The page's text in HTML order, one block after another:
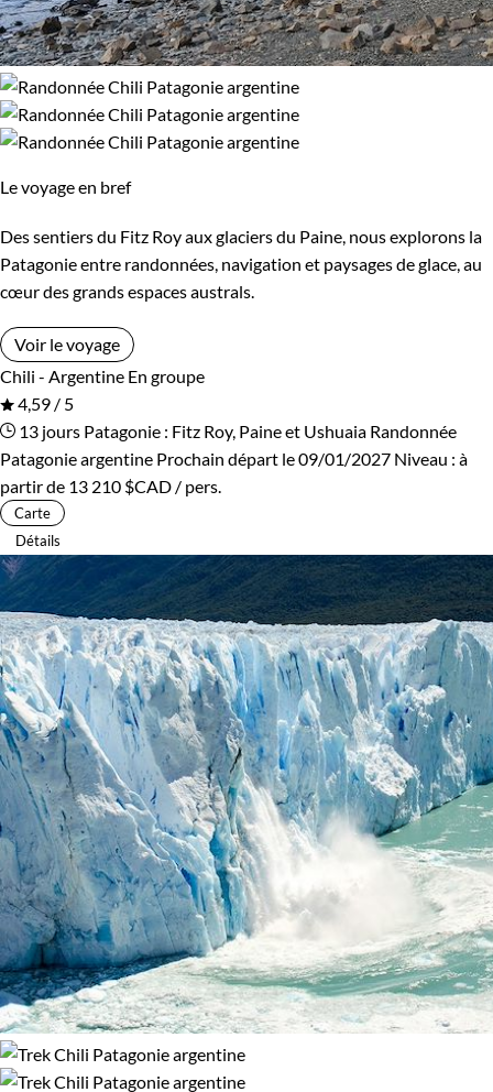
Le voyage en bref
Des sentiers du Fitz Roy aux glaciers du Paine, nous explorons la
Patagonie entre randonnées, navigation et paysages de glace, au
cœur des grands espaces australs.
Voir le voyage
Chili - Argentine En groupe
4,59 / 5
13 jours Patagonie : Fitz Roy, Paine et Ushuaia Randonnée
Patagonie argentine Prochain départ le 09/01/2027 Niveau : à
partir de 13 210 $CAD / pers.
Carte
Détails